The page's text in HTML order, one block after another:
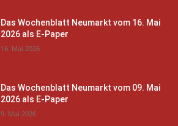
Das Wochenblatt Neumarkt vom 16. Mai
2026 als E-Paper
16. Mai 2026
Das Wochenblatt Neumarkt vom 09. Mai
2026 als E-Paper
9. Mai 2026